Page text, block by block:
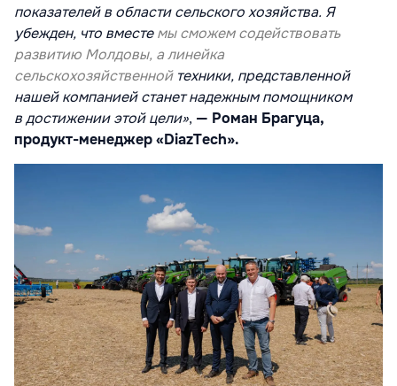
показателей в области сельского хозяйства. Я
убежден, что вместемы сможем содействовать
развитию Молдовы, а линейка
сельскохозяйственной техники, представленной
нашей компанией станет надежным помощником
вдостижении этой цели», — Роман Брагуца,
продукт-менеджер «DiazTech».